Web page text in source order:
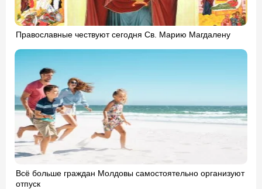
Православные чествуют сегодня Св. Марию Магдалену
Всё больше граждан Молдовы самостоятельно организуют
отпуск